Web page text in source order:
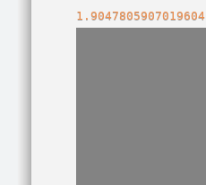
1.9047805907019604